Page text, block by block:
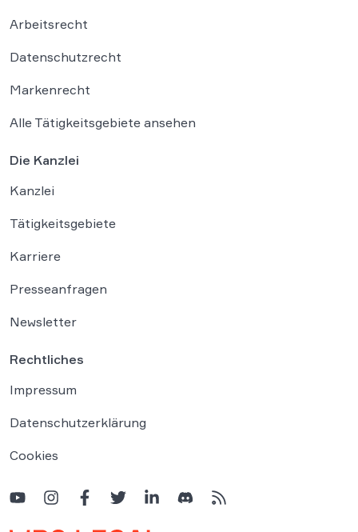
Arbeitsrecht
Datenschutzrecht
Markenrecht
Alle Tätigkeitsgebiete ansehen
Die Kanzlei
Kanzlei
Tätigkeitsgebiete
Karriere
Presseanfragen
Newsletter
Rechtliches
Impressum
Datenschutzerklärung
Cookies